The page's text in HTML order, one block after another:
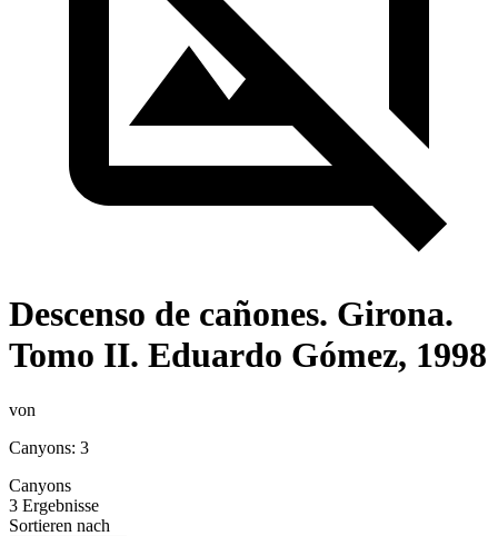
Descenso de cañones. Girona.
Tomo II. Eduardo Gómez, 1998
von
Canyons: 3
Canyons
3 Ergebnisse
Sortieren nach